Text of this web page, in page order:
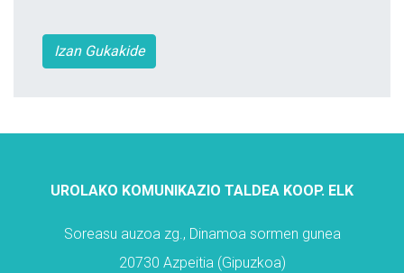
Izan Gukakide
UROLAKO KOMUNIKAZIO TALDEA KOOP. ELK
Soreasu auzoa zg., Dinamoa sormen gunea
20730 Azpeitia (Gipuzkoa)